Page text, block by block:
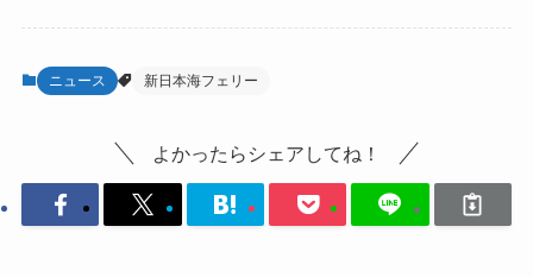
ニュース 新日本海フェリー
よかったらシェアしてね！